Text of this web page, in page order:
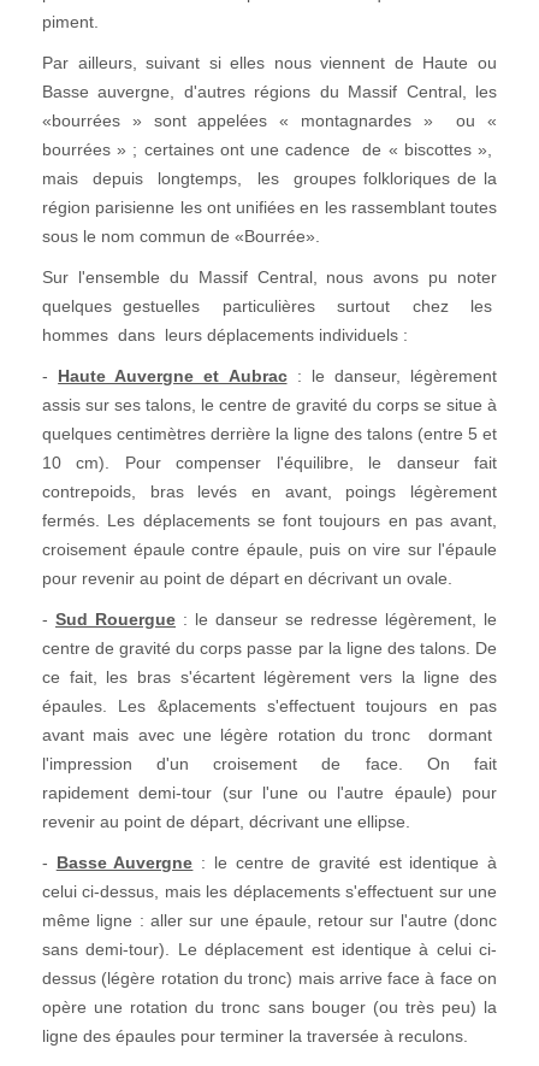
piment.
Par ailleurs, suivant si elles nous viennent de Haute ou
Basse auvergne, d'autres régions du Massif Central, les
«bourrées » sont appelées « montagnardes » ou «
bourrées » ; certaines ont une cadence de « biscottes »,
mais depuis longtemps, les groupes folkloriques de la
région parisienne les ont unifiées en les rassemblant toutes
sous le nom commun de «Bourrée».
Sur l'ensemble du Massif Central, nous avons pu noter
quelques gestuelles particulières surtout chez les
hommes dans leurs déplacements individuels :
- Haute Auvergne et Aubrac: le danseur, légèrement
assis sur ses talons, le centre de gravité du corps se situe à
quelques centimètres derrière la ligne des talons (entre 5 et
10 cm). Pour compenser l'équilibre, le danseur fait
contrepoids, bras levés en avant, poings légèrement
fermés. Les déplacements se font toujours en pas avant,
croisement épaule contre épaule, puis on vire sur l'épaule
pour revenir au point de départ en décrivant un ovale.
- Sud Rouergue : le danseur se redresse légèrement, le
centre de gravité du corps passe par la ligne des talons. De
ce fait, les bras s'écartent légèrement vers la ligne des
épaules. Les &placements s'effectuent toujours en pas
avant mais avec une légère rotation du tronc dormant
l'impression d'un croisement de face. On fait
rapidement demi-tour (sur l'une ou l'autre épaule) pour
revenir au point de départ, décrivant une ellipse.
- Basse Auvergne : le centre de gravité est identique à
celui ci-dessus, mais les déplacements s'effectuent sur une
même ligne : aller sur une épaule, retour sur l'autre (donc
sans demi-tour). Le déplacement est identique à celui ci-
dessus (légère rotation du tronc) mais arrive face à face on
opère une rotation du tronc sans bouger (ou très peu) la
ligne des épaules pour terminer la traversée à reculons.